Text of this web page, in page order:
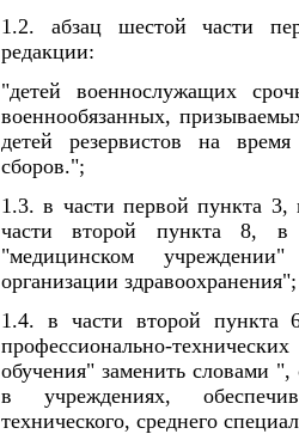
1.2. абзац шестой части
редакции:
"детей военнослужащих
военнообязанных,
детей резервистов на
сборов.";
1.3. в части первой пункта 3,
части второй пункта 8,
"медицинском
организации здравоохранения";
1.4. в части второй пункта
профессионально-
обучения" заменить словами
в учреждениях,
технического, среднего